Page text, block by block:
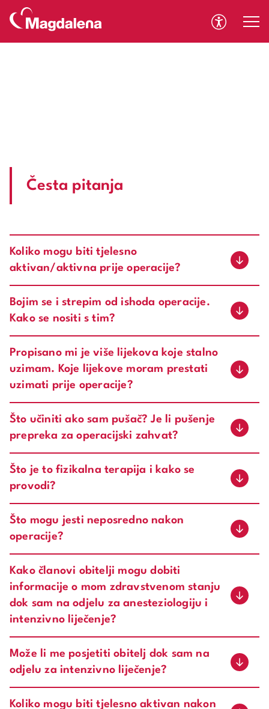
Česta pitanja
Koliko mogu biti tjelesno
aktivan/aktivna prije operacije?
Bojim se i strepim od ishoda operacije.
Kako se nositi s tim?
Propisano mi je više lijekova koje stalno
uzimam. Koje lijekove moram prestati
uzimati prije operacije?
Što učiniti ako sam pušač? Je li pušenje
prepreka za operacijski zahvat?
Što je to fizikalna terapija i kako se
provodi?
Što mogu jesti neposredno nakon
operacije?
Kako članovi obitelji mogu dobiti
informacije o mom zdravstvenom stanju
dok sam na odjelu za anesteziologiju i
intenzivno liječenje?
Može li me posjetiti obitelj dok sam na
odjelu za intenzivno liječenje?
Koliko mogu biti tjelesno aktivan nakon